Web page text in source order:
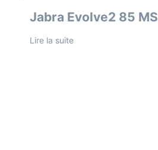
Jabra Evolve2 85 MS
Lire la suite